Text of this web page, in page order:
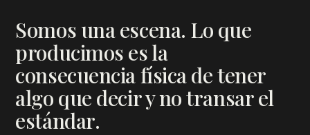
Somos una escena. Lo que
producimos es la
consecuencia física de tener
algo que decir y no transar el
estándar.